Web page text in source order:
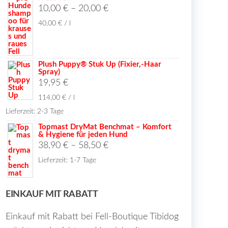
10,00 € – 20,00 €
40,00 € /
Plush Puppy® Stuk Up (Fixier,-Haar
Spray)
19,95 €
114,00 € /
Lieferzeit: 2-3 Tage
Topmast DryMat Benchmat – Komfort
& Hygiene für jeden Hund
38,90 € – 58,50 €
Lieferzeit: 1-7 Tage
EINKAUF MIT RABATT
Einkauf mit Rabatt bei Fell-Boutique Tibidog